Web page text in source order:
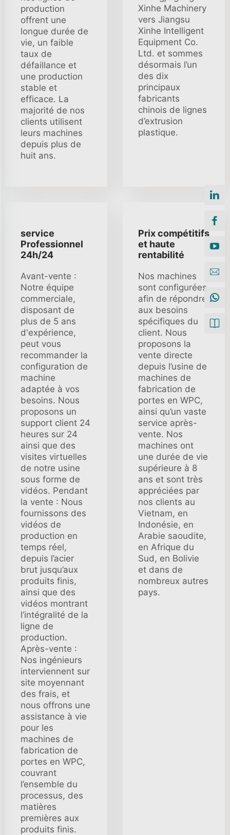
production
offrent une
longue durée de
vie, un faible
taux de
défaillance et
une production
stable et
efficace. La
majorité de nos
clients utilisent
leurs machines
depuis plus de
huit ans.
Xinhe Machinery
vers Jiangsu
Xinhe Intelligent
Equipment Co.
Ltd. et sommes
désormais l’un
des dix
principaux
fabricants
chinois de lignes
d’extrusion
plastique.
service
Professionnel
24h/24
Avant-vente :
Notre équipe
commerciale,
disposant de
plus de 5 ans
d'expérience,
peut vous
recommander la
configuration de
machine
adaptée à vos
besoins. Nous
proposons un
support client 24
heures sur 24
ainsi que des
visites virtuelles
de notre usine
sous forme de
vidéos. Pendant
la vente : Nous
fournissons des
vidéos de
production en
temps réel,
depuis l’acier
brut jusqu’aux
produits finis,
ainsi que des
vidéos montrant
l’intégralité de la
ligne de
production.
Après-vente :
Nos ingénieurs
interviennent sur
site moyennant
des frais, et
nous offrons une
assistance à vie
pour les
machines de
fabrication de
portes en WPC,
couvrant
l’ensemble du
processus, des
matières
premières aux
produits finis.
Prix compétitifs
et haute
rentabilité
Nos machines
sont configurées
afin de répondre
aux besoins
spécifiques du
client. Nous
proposons la
vente directe
depuis l’usine de
machines de
fabrication de
portes en WPC,
ainsi qu’un vaste
service après-
vente. Nos
machines ont
une durée de vie
supérieure à 8
ans et sont très
appréciées par
nos clients au
Vietnam, en
Indonésie, en
Arabie saoudite,
en Afrique du
Sud, en Bolivie
et dans de
nombreux autres
pays.